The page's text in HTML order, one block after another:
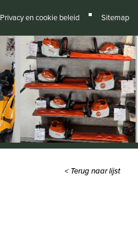
Privacy en cookie beleid ■ Sitemap
< Terug naar lijst